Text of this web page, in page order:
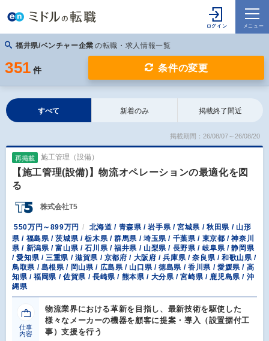
福井県/ベンチャー企業 の転職・求人情報一覧
351 件 条件の変更
すべて 新着のみ 掲載終了間近
掲載期間：26/08/07～26/08/20
再掲載 施工管理（設備）
【施工管理(設備)】物流オペレーションの最適化を図
る
株式会社T5
550万円～899万円
北海道 / 青森県 / 岩手県 / 宮城県 / 秋田県 / 山形
県 / 福島県 / 茨城県 / 栃木県 / 群馬県 / 埼玉県 / 千葉県 / 東京都 / 神奈川
県 / 新潟県 / 富山県 / 石川県 / 福井県 / 山梨県 / 長野県 / 岐阜県 / 静岡県
/ 愛知県 / 三重県 / 滋賀県 / 京都府 / 大阪府 / 兵庫県 / 奈良県 / 和歌山県 /
鳥取県 / 島根県 / 岡山県 / 広島県 / 山口県 / 徳島県 / 香川県 / 愛媛県 / 高
知県 / 福岡県 / 佐賀県 / 長崎県 / 熊本県 / 大分県 / 宮崎県 / 鹿児島県 / 沖
縄県
仕事
内容
物流業界における革新を目指し、最新技術を駆使した
様々なメーカーの機器を顧客に提案・導入（設置据付工
事）支援を行う